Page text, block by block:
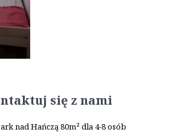
się z nami
nad Hańczą 80m² dla 4-8 osób